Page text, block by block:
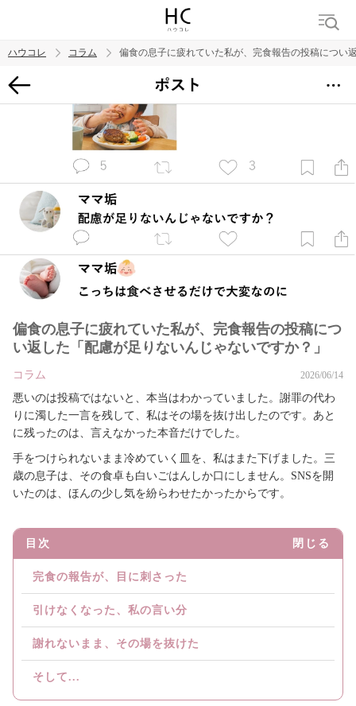
トレンド ワード
男ウケ NG行動 イイ女
ハウコレ コラム 偏食の息子に疲れていた私が、完食報告の投稿につい
偏食の息子に疲れていた私が、完食報告の投稿につ
い返した「配慮が足りないんじゃないですか？」
コラム 2026/06/14
悪いのは投稿ではないと、本当はわかっていました。謝罪の代わ
りに濁した一言を残して、私はその場を抜け出したのです。あと
に残ったのは、言えなかった本音だけでした。
手をつけられないまま冷めていく皿を、私はまた下げました。三
歳の息子は、その食卓も白いごはんしか口にしません。SNSを開
いたのは、ほんの少し気を紛らわせたかったからです。
目次 閉じる
完食の報告が、目に刺さった
引けなくなった、私の言い分
謝れないまま、その場を抜けた
そして...